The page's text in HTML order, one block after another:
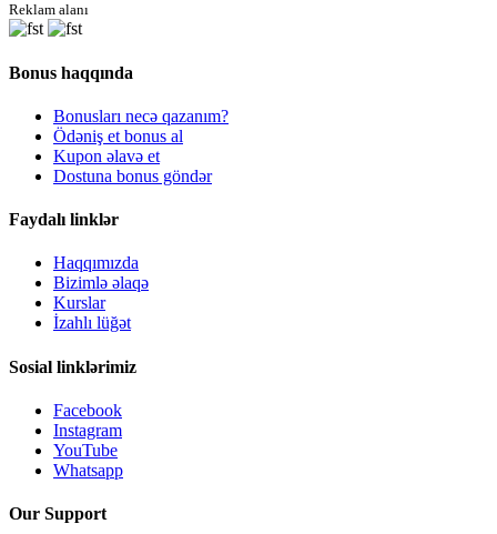
Reklam alanı
Bonus haqqında
Bonusları necə qazanım?
Ödəniş et bonus al
Kupon əlavə et
Dostuna bonus göndər
Faydalı linklər
Haqqımızda
Bizimlə əlaqə
Kurslar
İzahlı lüğət
Sosial linklərimiz
Facebook
Instagram
YouTube
Whatsapp
Our Support